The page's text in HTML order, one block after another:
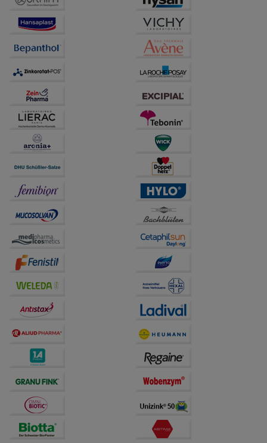
Drittseiten möglichst relevant für Sie zu gestalten.
Dritte wie z.B. Google oder soziale Medien